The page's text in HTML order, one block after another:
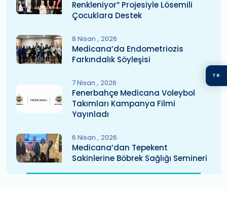
TR
Renkleniyor” Projesiyle Lösemili
Çocuklara Destek
8 Nisan 2026
Medicana’da Endometriozis
Farkındalık Söyleşisi
7 Nisan 2026
Fenerbahçe Medicana Voleybol
Takımları Kampanya Filmi
Yayınladı
6 Nisan 2026
Medicana’dan Tepekent
Sakinlerine Böbrek Sağlığı Semineri